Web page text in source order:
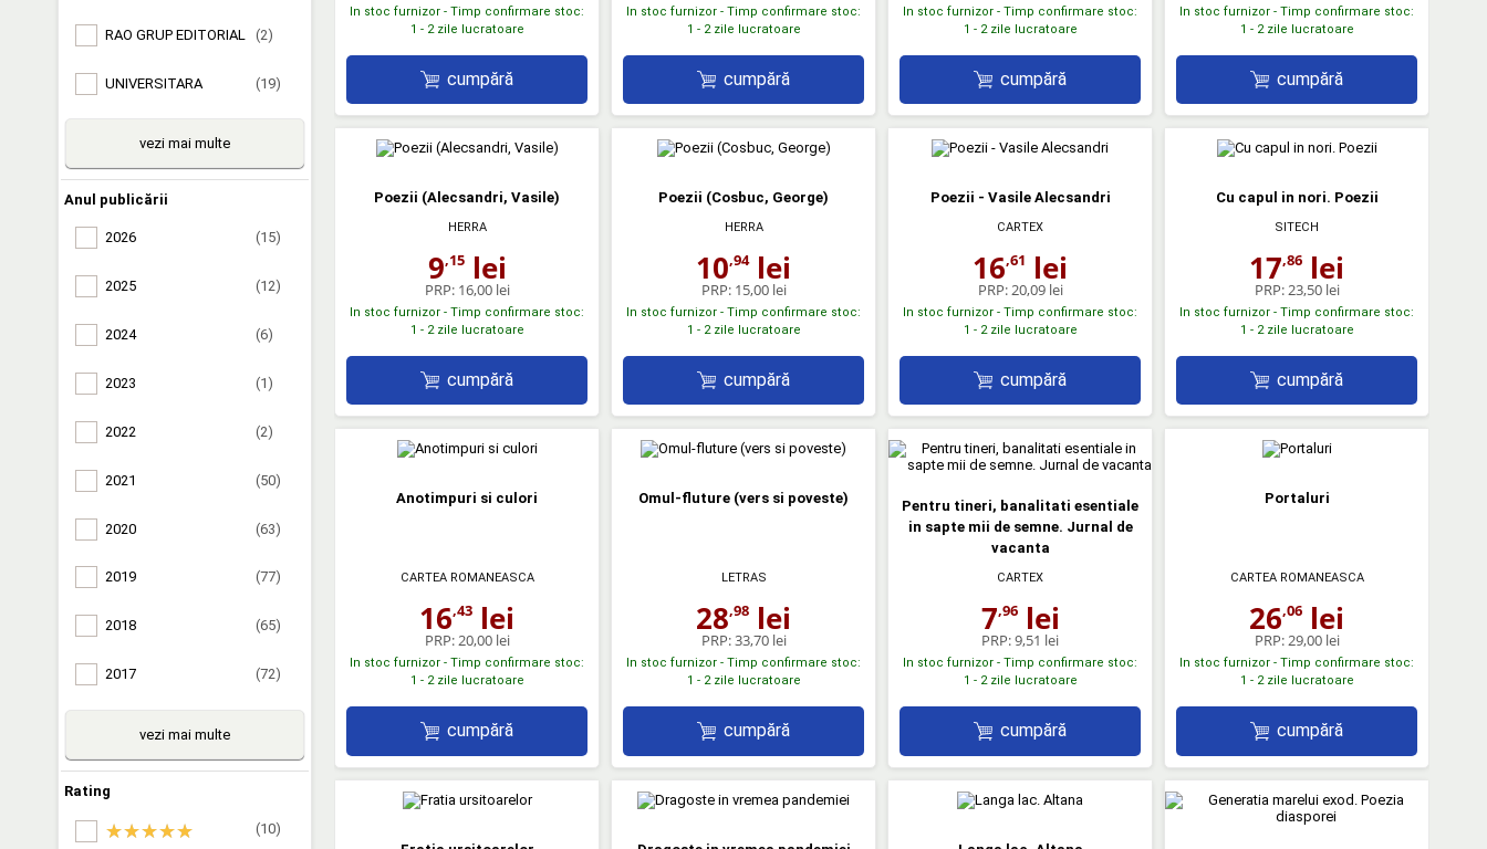
RAO GRUP EDITORIAL (2)
UNIVERSITARA (19)
vezi mai multe
Anul publicării
2026 (15)
2025 (12)
2024 (6)
2023 (1)
2022 (2)
2021 (50)
2020 (63)
2019 (77)
2018 (65)
2017 (72)
vezi mai multe
Rating
(10)
In stoc furnizor - Timp confirmare stoc:
1 - 2 zile lucratoare
cumpără
In stoc furnizor - Timp confirmare stoc:
1 - 2 zile lucratoare
cumpără
In stoc furnizor - Timp confirmare stoc:
1 - 2 zile lucratoare
cumpără
In stoc furnizor - Timp confirmare stoc:
1 - 2 zile lucratoare
cumpără
Poezii (Alecsandri, Vasile)
HERRA
9,15lei
PRP: 16,00 lei
In stoc furnizor - Timp confirmare stoc:
1 - 2 zile lucratoare
cumpără
Poezii (Cosbuc, George)
HERRA
10,94lei
PRP: 15,00 lei
In stoc furnizor - Timp confirmare stoc:
1 - 2 zile lucratoare
cumpără
Poezii - Vasile Alecsandri
CARTEX
16,61 lei
PRP:20,09 lei
In stoc furnizor - Timp confirmare stoc:
1 - 2 zile lucratoare
cumpără
Cu capul in nori. Poezii
SITECH
17,86 lei
PRP:23,50 lei
In stoc furnizor - Timp confirmare stoc:
1 - 2 zile lucratoare
cumpără
Anotimpuri si culori
CARTEA ROMANEASCA
16,43 lei
PRP:20,00 lei
In stoc furnizor - Timp confirmare stoc:
1 - 2 zile lucratoare
cumpără
Omul-fluture (vers si poveste)
LETRAS
28,98 lei
PRP:33,70 lei
In stoc furnizor - Timp confirmare stoc:
1 - 2 zile lucratoare
cumpără
Pentru tineri, banalitati esentiale
in sapte mii de semne. Jurnal de
vacanta
CARTEX
7,96lei
PRP:9,51 lei
In stoc furnizor - Timp confirmare stoc:
1 - 2 zile lucratoare
cumpără
Portaluri
CARTEA ROMANEASCA
26,06 lei
PRP:29,00 lei
In stoc furnizor - Timp confirmare stoc:
1 - 2 zile lucratoare
cumpără